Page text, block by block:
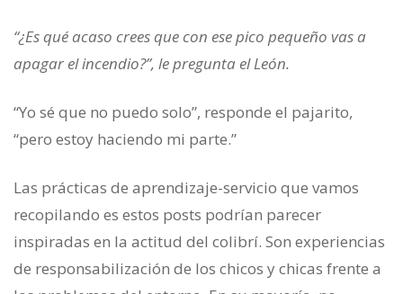
“¿Es qué acaso crees que con ese pico pequeño vas a
apagar el incendio?”, le pregunta el León.
“Yo sé que no puedo solo”, responde el pajarito,
“pero estoy haciendo mi parte.”
Las prácticas de aprendizaje-servicio que vamos
recopilando es estos posts podrían parecer
inspiradas en la actitud del colibrí. Son experiencias
de responsabilización de los chicos y chicas frente a